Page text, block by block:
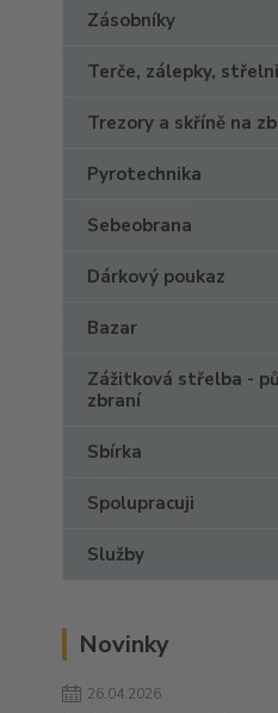
Zásobníky
Terče, zálepky,
Trezory a skříně na
Pyrotechnika
Sebeobrana
Dárkový poukaz
Bazar
Zážitková střelba -
zbraní
Sbírka
Spolupracuji
Služby
Novinky
26.04.2026